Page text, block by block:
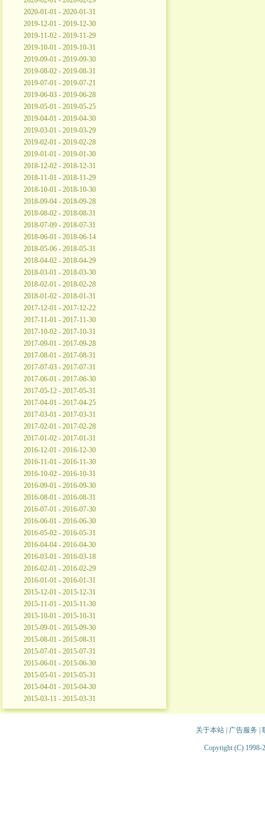
2020-01-01 - 2020-01-31
2019-12-01 - 2019-12-30
2019-11-02 - 2019-11-29
2019-10-01 - 2019-10-31
2019-09-01 - 2019-09-30
2019-08-02 - 2019-08-31
2019-07-01 - 2019-07-21
2019-06-03 - 2019-06-28
2019-05-01 - 2019-05-25
2019-04-01 - 2019-04-30
2019-03-01 - 2019-03-29
2019-02-01 - 2019-02-28
2019-01-01 - 2019-01-30
2018-12-02 - 2018-12-31
2018-11-01 - 2018-11-29
2018-10-01 - 2018-10-30
2018-09-04 - 2018-09-28
2018-08-02 - 2018-08-31
2018-07-09 - 2018-07-31
2018-06-01 - 2018-06-14
2018-05-06 - 2018-05-31
2018-04-02 - 2018-04-29
2018-03-01 - 2018-03-30
2018-02-01 - 2018-02-28
2018-01-02 - 2018-01-31
2017-12-01 - 2017-12-22
2017-11-01 - 2017-11-30
2017-10-02 - 2017-10-31
2017-09-01 - 2017-09-28
2017-08-01 - 2017-08-31
2017-07-03 - 2017-07-31
2017-06-01 - 2017-06-30
2017-05-12 - 2017-05-31
2017-04-01 - 2017-04-25
2017-03-01 - 2017-03-31
2017-02-01 - 2017-02-28
2017-01-02 - 2017-01-31
2016-12-01 - 2016-12-30
2016-11-01 - 2016-11-30
2016-10-02 - 2016-10-31
2016-09-01 - 2016-09-30
2016-08-01 - 2016-08-31
2016-07-01 - 2016-07-30
2016-06-01 - 2016-06-30
2016-05-02 - 2016-05-31
2016-04-04 - 2016-04-30
2016-03-01 - 2016-03-18
2016-02-01 - 2016-02-29
2016-01-01 - 2016-01-31
2015-12-01 - 2015-12-31
2015-11-01 - 2015-11-30
2015-10-01 - 2015-10-31
2015-09-01 - 2015-09-30
2015-08-01 - 2015-08-31
2015-07-01 - 2015-07-31
2015-06-01 - 2015-06-30
2015-05-01 - 2015-05-31
2015-04-01 - 2015-04-30
2015-03-11 - 2015-03-31
关于本站| 广告服务
Copyright (C) 1998-